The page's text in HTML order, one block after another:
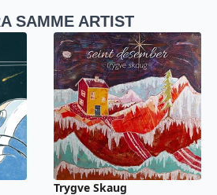
SAMME ARTIST
Trygve Skaug